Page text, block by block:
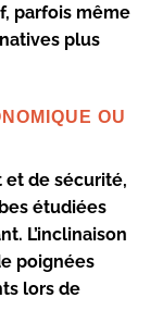
parfois même
plus
OU
et de sécurité,
étudiées
L’inclinaison
poignées
lors de